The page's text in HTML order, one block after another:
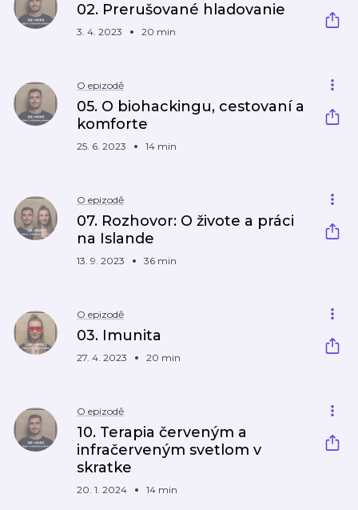
02. Prerušované hladovanie
3. 4. 2023 20 min
O epizodě
05. O biohackingu, cestovaní a
komforte
25. 6. 2023 14 min
O epizodě
07. Rozhovor: O živote a práci
na Islande
13. 9. 2023 36 min
O epizodě
03. Imunita
27. 4. 2023 20 min
O epizodě
10. Terapia červeným a
infračerveným svetlom v
skratke
20. 1. 2024 14 min